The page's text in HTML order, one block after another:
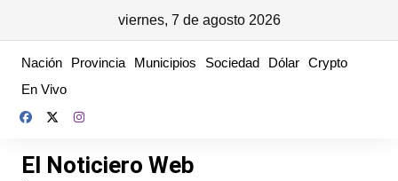
viernes, 7 de agosto 2026
content
Nación Provincia Municipios Sociedad Dólar Crypto
En Vivo
El Noticiero Web